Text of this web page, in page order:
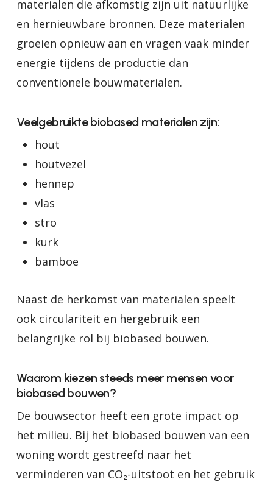
materialen die afkomstig zijn uit natuurlijke
en hernieuwbare bronnen. Deze materialen
groeien opnieuw aan en vragen vaak minder
energie tijdens de productie dan
conventionele bouwmaterialen.
Veelgebruikte biobased materialen zijn:
hout
houtvezel
hennep
vlas
stro
kurk
bamboe
Naast de herkomst van materialen speelt
ook circulariteit en hergebruik een
belangrijke rol bij biobased bouwen.
Waarom kiezen steeds meer mensen voor
biobased bouwen?
De bouwsector heeft een grote impact op
het milieu. Bij het biobased bouwen van een
woning wordt gestreefd naar het
verminderen van CO₂-uitstoot en het gebruik